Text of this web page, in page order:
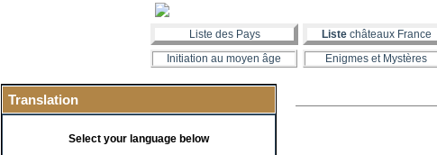
Liste des Pays Liste châteaux France
Initiation au moyen âge
Enigmes et Mystères
Translation
Select your language below